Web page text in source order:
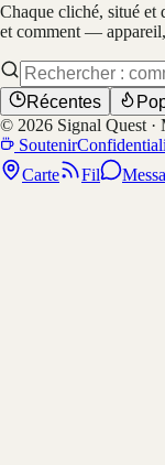
Chaque cliché, situé et
et comment —
Récentes
© 2026 Signal Quest ·
Soutenir
Carte
Fil